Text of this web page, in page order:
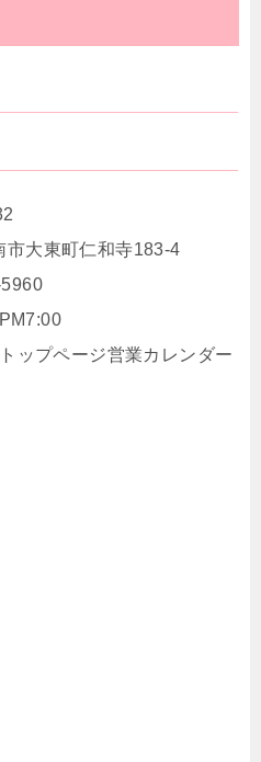
町仁和寺183-4
ップページ営業カレンダー